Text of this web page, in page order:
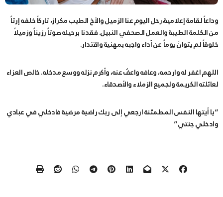
وداعاً لقامة إعلامية،​رحل اليوم عنا الزميل والأخ الطيب مكراز، تاركاً خلفه إرثاً
من الكلمة الطيبة والعمل الصحفي النبيل. فقدنا برحيله صوتاً رزيناً وزميلاً
خلوقاً لم يتوانَ يوماً عن أداء واجبه بمهنية واقتدار.
​اللهم اغفر له وارحمه، وعافه واعفُ عنه، وأكرم نزله ووسع مدخله. خالص العزاء
لعائلته الكريمة ولجميع الزملاء والأصدقاء.​
“يا أيتها النفس المطمئنة ارجعي إلى ربك راضية مرضية فادخلي في عبادي
وادخلي جنتي”